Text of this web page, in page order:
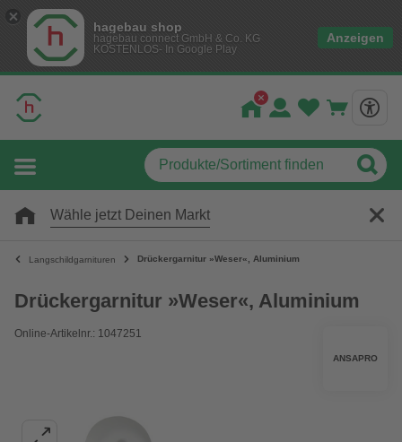
hagebau shop
hagebau connect GmbH & Co. KG
KOSTENLOS- In Google Play
Anzeigen
Wähle jetzt Deinen Markt
Langschildgarnituren Drückergarnitur »Weser«, Aluminium
Drückergarnitur »Weser«, Aluminium
Online-Artikelnr.: 1047251
ANSAPRO